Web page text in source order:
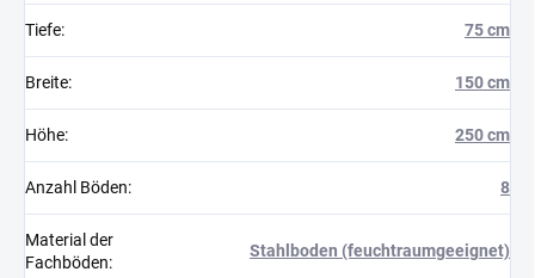
Tiefe: 75 cm
Breite: 150 cm
Höhe: 250 cm
Anzahl Böden: 8
Material der
Fachböden:
Stahlboden (feuchtraumgeeignet)